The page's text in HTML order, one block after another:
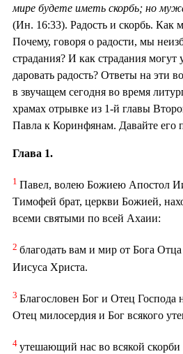
мире будете иметь скорбь; но
(Ин. 16:33). Радость и скорбь. Как
Почему, говоря о радости, мы
страдания? И как страдания могут
даровать радость? Ответы на эти
в звучащем сегодня во время
храмах отрывке из 1-й главы
Павла к Коринфянам. Давайте его
Глава 1.
1 Павел, волею Божиею Апостол
Тимофей брат, церкви Божией,
всеми святыми по всей Ахаии:
2 благодать вам и мир от Бога
Иисуса Христа.
3 Благословен Бог и Отец Господа
Отец милосердия и Бог всякого
4 утешающий нас во всякой